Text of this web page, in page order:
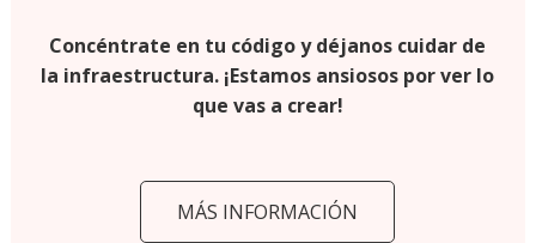
Concéntrate en tu código y déjanos cuidar de
la infraestructura. ¡Estamos ansiosos por ver lo
que vas a crear!
MÁS INFORMACIÓN